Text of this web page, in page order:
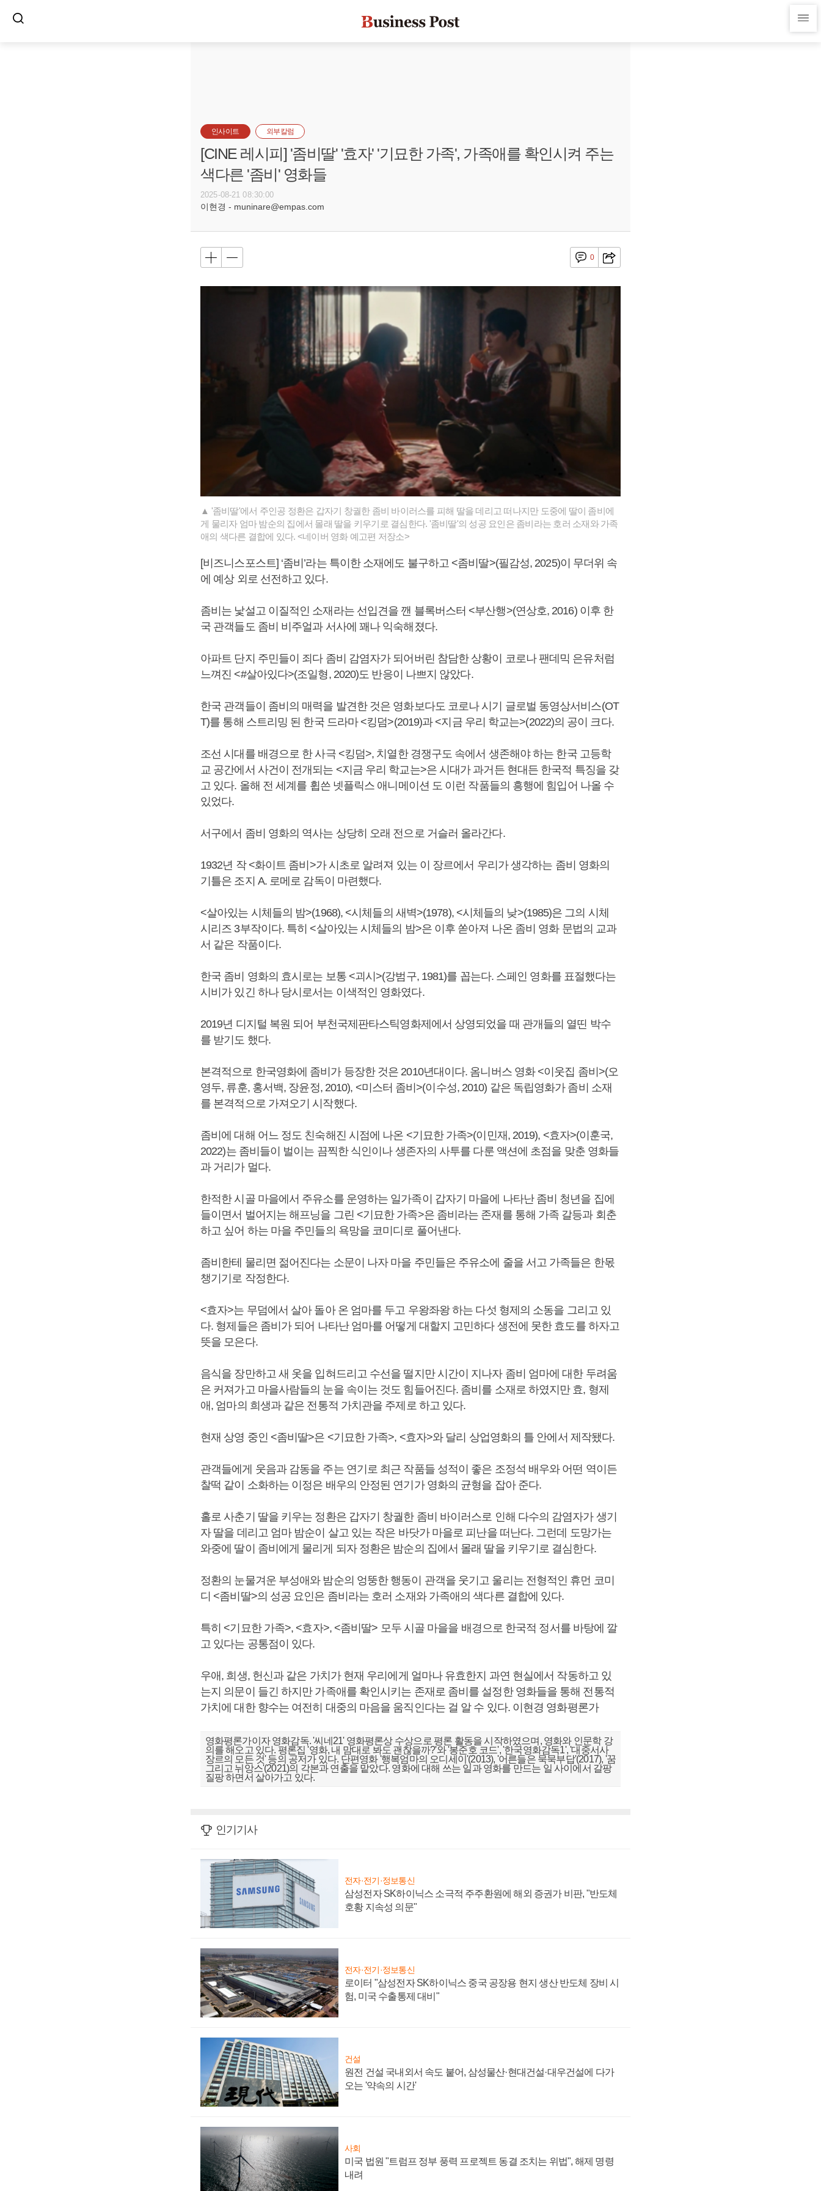
인사이트 외부칼럼
[CINE 레시피] '좀비딸' '효자' '기묘한 가족', 가족애를 확인시켜 주는
색다른 '좀비' 영화들
2025-08-21 08:30:00
이현경 - muninare@empas.com
0
▲ '좀비딸'에서 주인공 정환은 갑자기 창궐한 좀비 바이러스를 피해 딸을 데리고 떠나지만 도중에 딸이 좀비에
게 물리자 엄마 밤순의 집에서 몰래 딸을 키우기로 결심한다. '좀비딸'의 성공 요인은 좀비라는 호러 소재와 가족
애의 색다른 결합에 있다. <네이버 영화 예고편 저장소>
[비즈니스포스트] ‘좀비’라는 특이한 소재에도 불구하고 <좀비딸>(필감성, 2025)이 무더위 속
에 예상 외로 선전하고 있다.
좀비는 낯설고 이질적인 소재라는 선입견을 깬 블록버스터 <부산행>(연상호, 2016) 이후 한
국 관객들도 좀비 비주얼과 서사에 꽤나 익숙해졌다.
아파트 단지 주민들이 죄다 좀비 감염자가 되어버린 참담한 상황이 코로나 팬데믹 은유처럼
느껴진 <#살아있다>(조일형, 2020)도 반응이 나쁘지 않았다.
한국 관객들이 좀비의 매력을 발견한 것은 영화보다도 코로나 시기 글로벌 동영상서비스(OT
T)를 통해 스트리밍 된 한국 드라마 <킹덤>(2019)과 <지금 우리 학교는>(2022)의 공이 크다.
조선 시대를 배경으로 한 사극 <킹덤>, 치열한 경쟁구도 속에서 생존해야 하는 한국 고등학
교 공간에서 사건이 전개되는 <지금 우리 학교는>은 시대가 과거든 현대든 한국적 특징을 갖
고 있다. 올해 전 세계를 휩쓴 넷플릭스 애니메이션 도 이런 작품들의 흥행에 힘입어 나올 수
있었다.
서구에서 좀비 영화의 역사는 상당히 오래 전으로 거슬러 올라간다.
1932년 작 <화이트 좀비>가 시초로 알려져 있는 이 장르에서 우리가 생각하는 좀비 영화의
기틀은 조지 A. 로메로 감독이 마련했다.
<살아있는 시체들의 밤>(1968), <시체들의 새벽>(1978), <시체들의 낮>(1985)은 그의 시체
시리즈 3부작이다. 특히 <살아있는 시체들의 밤>은 이후 쏟아져 나온 좀비 영화 문법의 교과
서 같은 작품이다.
한국 좀비 영화의 효시로는 보통 <괴시>(강범구, 1981)를 꼽는다. 스페인 영화를 표절했다는
시비가 있긴 하나 당시로서는 이색적인 영화였다.
2019년 디지털 복원 되어 부천국제판타스틱영화제에서 상영되었을 때 관개들의 열띤 박수
를 받기도 했다.
본격적으로 한국영화에 좀비가 등장한 것은 2010년대이다. 옴니버스 영화 <이웃집 좀비>(오
영두, 류훈, 홍서백, 장윤정, 2010), <미스터 좀비>(이수성, 2010) 같은 독립영화가 좀비 소재
를 본격적으로 가져오기 시작했다.
좀비에 대해 어느 정도 친숙해진 시점에 나온 <기묘한 가족>(이민재, 2019), <효자>(이훈국,
2022)는 좀비들이 벌이는 끔찍한 식인이나 생존자의 사투를 다룬 액션에 초점을 맞춘 영화들
과 거리가 멀다.
한적한 시골 마을에서 주유소를 운영하는 일가족이 갑자기 마을에 나타난 좀비 청년을 집에
들이면서 벌어지는 해프닝을 그린 <기묘한 가족>은 좀비라는 존재를 통해 가족 갈등과 회춘
하고 싶어 하는 마을 주민들의 욕망을 코미디로 풀어낸다.
좀비한테 물리면 젊어진다는 소문이 나자 마을 주민들은 주유소에 줄을 서고 가족들은 한몫
챙기기로 작정한다.
<효자>는 무덤에서 살아 돌아 온 엄마를 두고 우왕좌왕 하는 다섯 형제의 소동을 그리고 있
다. 형제들은 좀비가 되어 나타난 엄마를 어떻게 대할지 고민하다 생전에 못한 효도를 하자고
뜻을 모은다.
음식을 장만하고 새 옷을 입혀드리고 수선을 떨지만 시간이 지나자 좀비 엄마에 대한 두려움
은 커져가고 마을사람들의 눈을 속이는 것도 힘들어진다. 좀비를 소재로 하였지만 효, 형제
애, 엄마의 희생과 같은 전통적 가치관을 주제로 하고 있다.
현재 상영 중인 <좀비딸>은 <기묘한 가족>, <효자>와 달리 상업영화의 틀 안에서 제작됐다.
관객들에게 웃음과 감동을 주는 연기로 최근 작품들 성적이 좋은 조정석 배우와 어떤 역이든
찰떡 같이 소화하는 이정은 배우의 안정된 연기가 영화의 균형을 잡아 준다.
홀로 사춘기 딸을 키우는 정환은 갑자기 창궐한 좀비 바이러스로 인해 다수의 감염자가 생기
자 딸을 데리고 엄마 밤순이 살고 있는 작은 바닷가 마을로 피난을 떠난다. 그런데 도망가는
와중에 딸이 좀비에게 물리게 되자 정환은 밤순의 집에서 몰래 딸을 키우기로 결심한다.
정환의 눈물겨운 부성애와 밤순의 엉뚱한 행동이 관객을 웃기고 울리는 전형적인 휴먼 코미
디 <좀비딸>의 성공 요인은 좀비라는 호러 소재와 가족애의 색다른 결합에 있다.
특히 <기묘한 가족>, <효자>, <좀비딸> 모두 시골 마을을 배경으로 한국적 정서를 바탕에 깔
고 있다는 공통점이 있다.
우애, 희생, 헌신과 같은 가치가 현재 우리에게 얼마나 유효한지 과연 현실에서 작동하고 있
는지 의문이 들긴 하지만 가족애를 확인시키는 존재로 좀비를 설정한 영화들을 통해 전통적
가치에 대한 향수는 여전히 대중의 마음을 움직인다는 걸 알 수 있다. 이현경 영화평론가
영화평론가이자 영화감독. '씨네21' 영화평론상 수상으로 평론 활동을 시작하였으며, 영화와 인문학 강
의를 해오고 있다. 평론집 '영화, 내 맘대로 봐도 괜찮을까?'와 '봉준호 코드', '한국영화감독1', '대중서사
장르의 모든 것' 등의 공저가 있다. 단편영화 '행복엄마의 오디세이'(2013), '어른들은 묵묵부답'(2017), '꿈
그리고 뉘앙스'(2021)의 각본과 연출을 맡았다. 영화에 대해 쓰는 일과 영화를 만드는 일 사이에서 갈팡
질팡 하면서 살아가고 있다.
인기기사
전자·전기·정보통신
삼성전자 SK하이닉스 소극적 주주환원에 해외 증권가 비판, "반도체
호황 지속성 의문"
전자·전기·정보통신
로이터 "삼성전자 SK하이닉스 중국 공장용 현지 생산 반도체 장비 시
험, 미국 수출통제 대비"
건설
원전 건설 국내외서 속도 붙어, 삼성물산·현대건설·대우건설에 다가
오는 '약속의 시간'
사회
미국 법원 "트럼프 정부 풍력 프로젝트 동결 조치는 위법", 해제 명령
내려